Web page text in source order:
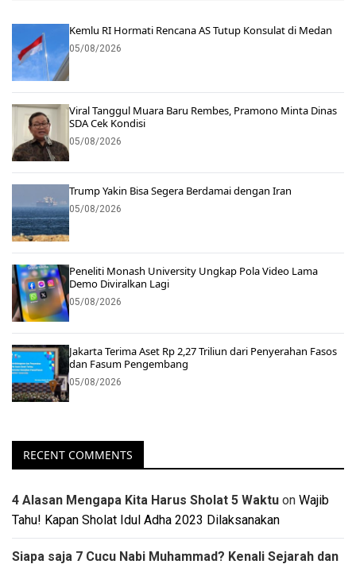
Kemlu RI Hormati Rencana AS Tutup Konsulat di Medan
05/08/2026
Viral Tanggul Muara Baru Rembes, Pramono Minta Dinas
SDA Cek Kondisi
05/08/2026
Trump Yakin Bisa Segera Berdamai dengan Iran
05/08/2026
Peneliti Monash University Ungkap Pola Video Lama
Demo Diviralkan Lagi
05/08/2026
Jakarta Terima Aset Rp 2,27 Triliun dari Penyerahan Fasos
dan Fasum Pengembang
05/08/2026
RECENT COMMENTS
4 Alasan Mengapa Kita Harus Sholat 5 Waktu on Wajib
Tahu! Kapan Sholat Idul Adha 2023 Dilaksanakan
Siapa saja 7 Cucu Nabi Muhammad? Kenali Sejarah dan